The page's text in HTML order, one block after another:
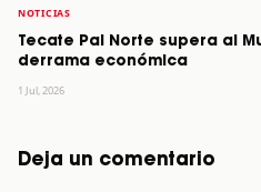
NOTICIAS
Tecate Pal Norte supera al
derrama económica
1 Jul, 2026
Deja un comentario